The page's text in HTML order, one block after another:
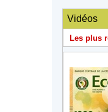
Vidéos
Les plus